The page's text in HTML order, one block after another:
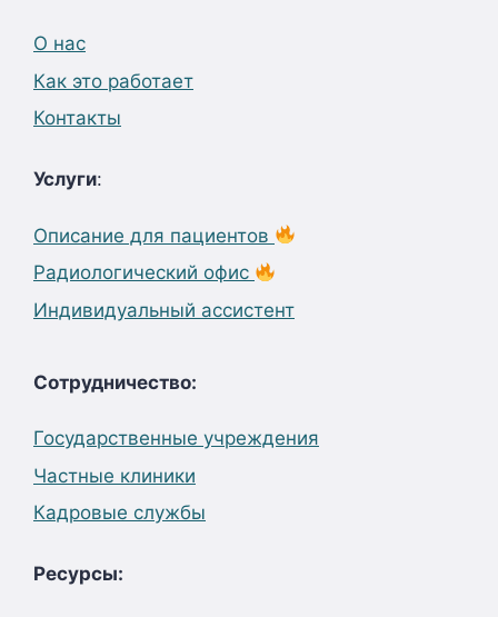
О нас
Как это работает
Контакты
Услуги:
Описание для пациентов
Радиологический офис
Индивидуальный ассистент
Сотрудничество:
Государственные учреждения
Частные клиники
Кадровые службы
Ресурсы: